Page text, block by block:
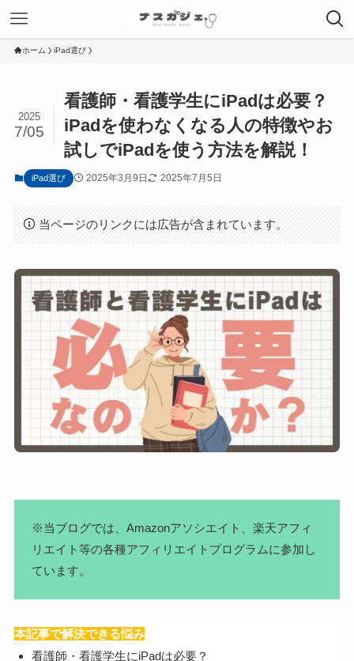
ホーム iPad選び
看護師・看護学生にiPadは必要？
iPadを使わなくなる人の特徴やお
試しでiPadを使う方法を解説！
2025
7/05
iPad選び 2025年3月9日 2025年7月5日
当ページのリンクには広告が含まれています。
※当ブログでは、Amazonアソシエイト、楽天アフィ
リエイト等の各種アフィリエイトプログラムに参加し
ています。
本記事で解決できる悩み
看護師・看護学生にiPadは必要？